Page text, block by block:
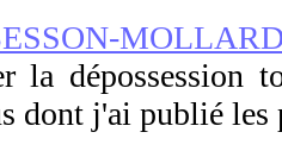
la dépossession
dont j'ai publié